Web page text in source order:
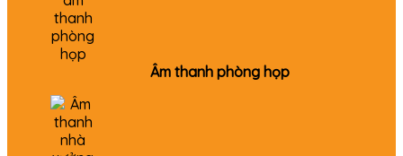
Âm thanh phòng họp